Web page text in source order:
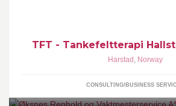
TFT - Tankefeltterapi
Harstad , Norway
CONSULTING/BUSINESS